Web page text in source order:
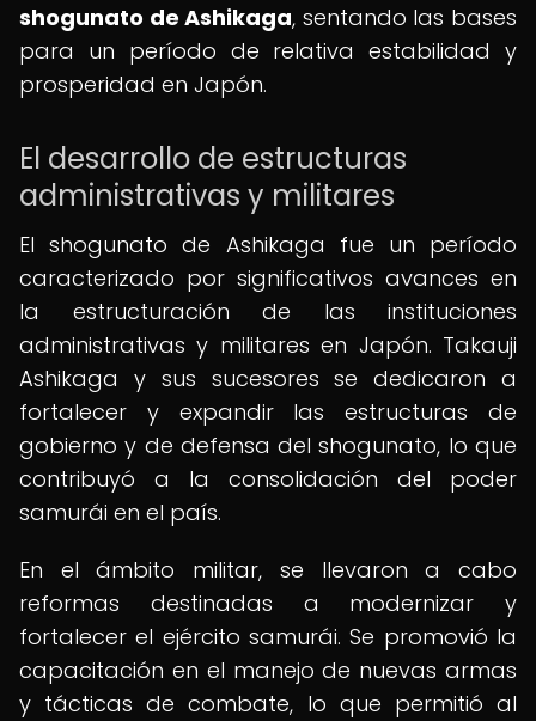
shogunato de Ashikaga, sentando las bases
para un período de relativa estabilidad y
prosperidad en Japón.
El desarrollo de estructuras
administrativas y militares
El shogunato de Ashikaga fue un período
caracterizado por significativos avances en
la estructuración de las instituciones
administrativas y militares en Japón. Takauji
Ashikaga y sus sucesores se dedicaron a
fortalecer y expandir las estructuras de
gobierno y de defensa del shogunato, lo que
contribuyó a la consolidación del poder
samurái en el país.
En el ámbito militar, se llevaron a cabo
reformas destinadas a modernizar y
fortalecer el ejército samurái. Se promovió la
capacitación en el manejo de nuevas armas
y tácticas de combate, lo que permitió al